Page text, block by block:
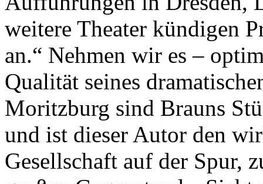
weitere Theater kündigen
an.“ Nehmen wir es –
Qualität seines
Moritzburg sind Brauns
und ist dieser Autor den
Gesellschaft auf der Spur,